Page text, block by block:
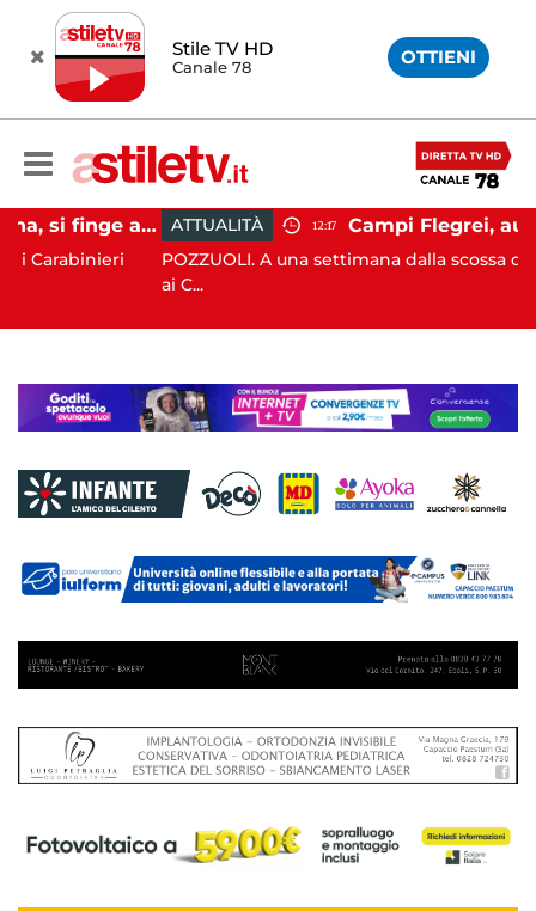
Stile TV HD
Canale 78 OTTIENI
Penisola Sorrentina, si finge addetto pulizie per violentare turista in albergo: 37enne in carcere ATTUALITÀ 12:17
POZZUOLI. A una settimana dalla scossa di